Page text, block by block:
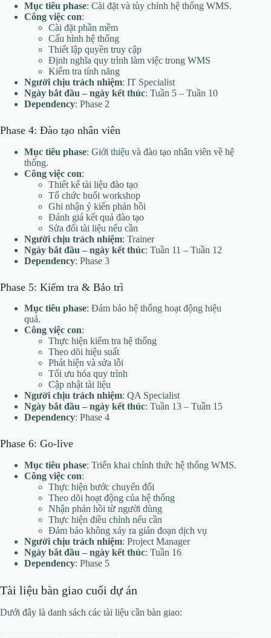
Mục tiêu phase: Cài đặt và tùy chỉnh hệ thống WMS.
Công việc con:
Cài đặt phần mềm
Cấu hình hệ thống
Thiết lập quyền truy cập
Định nghĩa quy trình làm việc trong WMS
Kiểm tra tính năng
Người chịu trách nhiệm: IT Specialist
Ngày bắt đầu – ngày kết thúc: Tuần 5 – Tuần 10
Dependency: Phase 2
Phase 4: Đào tạo nhân viên
Mục tiêu phase: Giới thiệu và đào tạo nhân viên về hệ
thống.
Công việc con:
Thiết kế tài liệu đào tạo
Tổ chức buổi workshop
Ghi nhận ý kiến phản hồi
Đánh giá kết quả đào tạo
Sửa đổi tài liệu nếu cần
Người chịu trách nhiệm: Trainer
Ngày bắt đầu – ngày kết thúc: Tuần 11 – Tuần 12
Dependency: Phase 3
Phase 5: Kiểm tra & Bảo trì
Mục tiêu phase: Đảm bảo hệ thống hoạt động hiệu
quả.
Công việc con:
Thực hiện kiểm tra hệ thống
Theo dõi hiệu suất
Phát hiện và sửa lỗi
Tối ưu hóa quy trình
Cập nhật tài liệu
Người chịu trách nhiệm: QA Specialist
Ngày bắt đầu – ngày kết thúc: Tuần 13 – Tuần 15
Dependency: Phase 4
Phase 6: Go-live
Mục tiêu phase: Triển khai chính thức hệ thống WMS.
Công việc con:
Thực hiện bước chuyển đổi
Theo dõi hoạt động của hệ thống
Nhận phản hồi từ người dùng
Thực hiện điều chỉnh nếu cần
Đảm bảo không xảy ra gián đoạn dịch vụ
Người chịu trách nhiệm: Project Manager
Ngày bắt đầu – ngày kết thúc: Tuần 16
Dependency: Phase 5
Tài liệu bàn giao cuối dự án
Dưới đây là danh sách các tài liệu cần bàn giao: